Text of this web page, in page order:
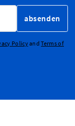
absenden
PolicyandTerms of